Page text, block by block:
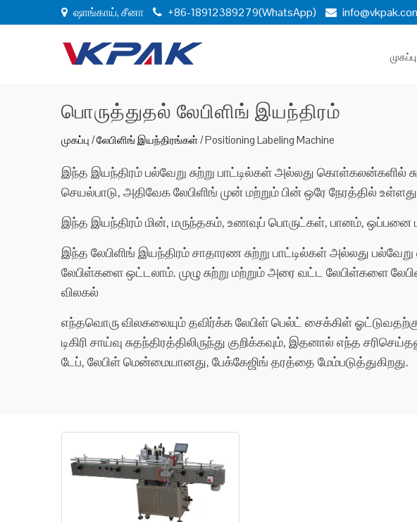
ஷாங்காய், சீனா +86-18912389279(WhatsApp)
முகப்பு
பொருத்துதல் லேபிளிங் இயந்திரம்
முகப்பு /லேபிளிங் இயந்திரங்கள்/Positioning Labeling Machine
இந்த இயந்திரம் பல்வேறு சுற்று பாட்டில்கள் அல்லது கொள்கலன்களில்
செயல்பாடு, அதிவேக லேபிளிங் முன் மற்றும் பின் ஒரே நேரத்தில்
இந்த இயந்திரம் மின், மருந்தகம், உணவுப் பொருட்கள், பானம், ஒப்பனை
இந்த லேபிளிங் இயந்திரம் சாதாரண சுற்று பாட்டில்கள் அல்லது பல்வேறு
லேபிள்களை ஒட்டலாம். முழு சுற்று மற்றும் அரை வட்ட லேபிள்களை
விலகல்
எந்தவொரு விலகலையும் தவிர்க்க லேபிள் பெல்ட் சைக்கிள் ஓட்டுவதற்கு
டிகிரி சாய்வு சுதந்திரத்திலிருந்து குறிக்கவும், இதனால் எந்த
டேப், லேபிள் மென்மையானது, பேக்கேஜிங் தரத்தை மேம்படுத்துகிறது.